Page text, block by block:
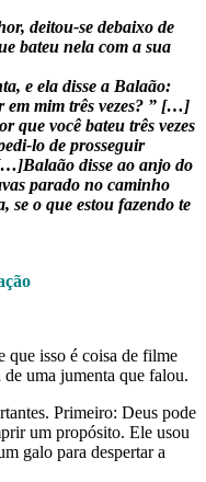
deitou-se debaixo de
bateu nela com a sua
e ela disse a Balaão:
em mim três vezes? ” […]
que você bateu três vezes
lo de prosseguir
disse ao anjo do
parado no caminho
se o que estou fazendo te
que isso é coisa de filme
uma jumenta que falou.
Primeiro: Deus pode
um propósito. Ele usou
galo para despertar a